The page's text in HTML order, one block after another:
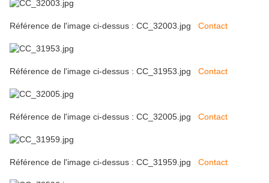
Référence de l'image ci-dessus : CC_32003.jpg Contact
Référence de l'image ci-dessus : CC_31953.jpg Contact
Référence de l'image ci-dessus : CC_32005.jpg Contact
Référence de l'image ci-dessus : CC_31959.jpg Contact